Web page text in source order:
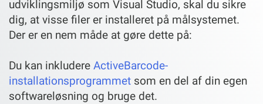
udviklingsmiljø som Visual Studio, skal du sikre
dig, at visse filer er installeret på målsystemet.
Der er en nem måde at gøre dette på:
Du kan inkludere ActiveBarcode-
installationsprogrammet som en del af din egen
softwareløsning og bruge det.